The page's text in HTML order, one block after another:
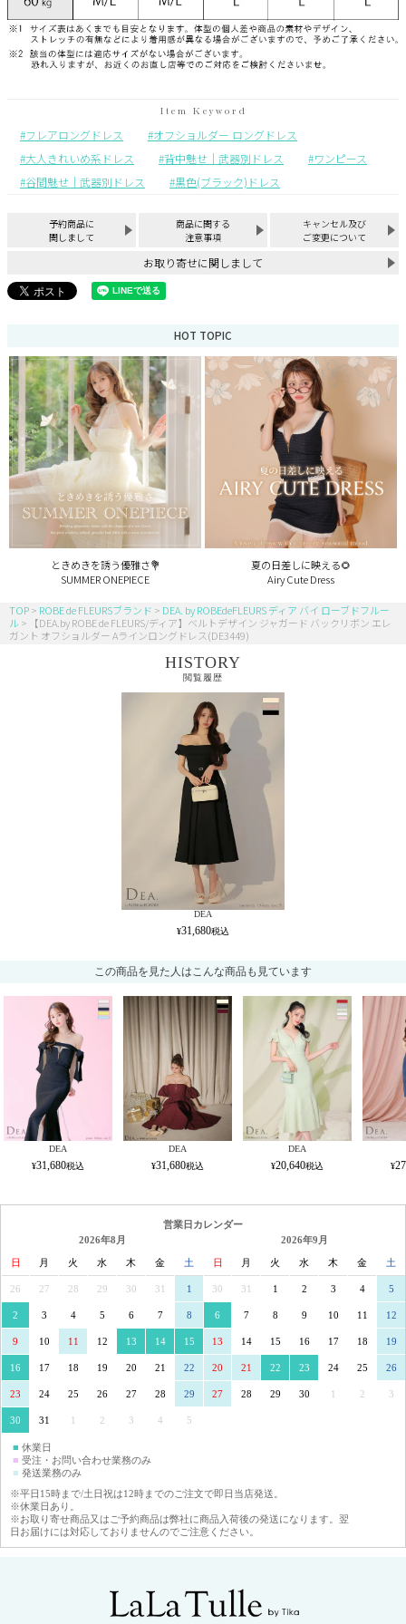
フレアロングドレス
オフショルダー ロングドレス
大人きれいめ系ドレス
背中魅せ｜武器別ドレス
ワンピース
谷間魅せ｜武器別ドレス
黒色(ブラック)ドレス
予約商品に
関しまして
商品に関する
注意事項
キャンセル及び
ご変更について
お取り寄せに関しまして
HOT TOPIC
ときめきを誘う優雅さ💐
SUMMER ONEPIECE
夏の日差しに映える🌻
Airy Cute Dress
TOP ROBE de FLEURSブランド
DEA. by ROBEdeFLEURS ディア バイ ローブドフルー
ル
【DEA.by ROBE de FLEURS/ディア】ベルトデザイン ジャガード バックリボン エレ
ガント オフショルダー Aラインロングドレス(DE3449)
HISTORY
閲覧履歴
DEA
31,680
この商品を見た人はこんな商品も見ています
DEA
31,680
DEA
31,680
DEA
20,640
営業日カレンダー
2026年8月
日 月 火 水 木 金 土
26 27 28 29 30 31 1
2 3 4 5 6 7 8
9 10 11 12 13 14 15
16 17 18 19 20 21 22
23 24 25 26 27 28 29
30 31 1 2 3 4 5
2026年9月
日 月 火 水 木 金 土
30 31 1 2 3 4 5
6 7 8 9 10 11 12
13 14 15 16 17 18 19
20 21 22 23 24 25 26
27 28 29 30 1 2 3
■ 休業日
■ 受注・お問い合わせ業務のみ
■ 発送業務のみ
※平日15時まで/土日祝は12時までのご注文で即日当店発送。
※休業日あり。
※お取り寄せ商品又はご予約商品は弊社に商品入荷後の発送になります。翌
日お届けには対応しておりませんのでご注意ください。